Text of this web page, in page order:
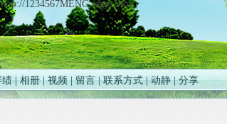
http://1234567MENG.saige.com/
绩|相册|视频|留言|联系方式|动静|分享